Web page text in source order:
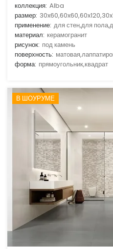
коллекция: Alba
размер:
применение: для стен,для
материал: керамогранит
рисунок: под камень
поверхность:
форма: прямоугольник,квадрат
В ШОУРУМЕ